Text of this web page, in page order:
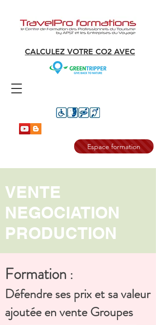
CALCULEZ VOTRE CO2 AVEC
Espace formation
VENTE
NEGOCIATION
PRODUCTION
Formation :
Défendre ses prix et sa valeur
ajoutée en vente Groupes